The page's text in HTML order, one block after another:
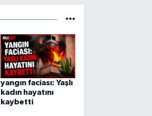
yangın faciası: Yaşlı
kadın hayatını
kaybetti